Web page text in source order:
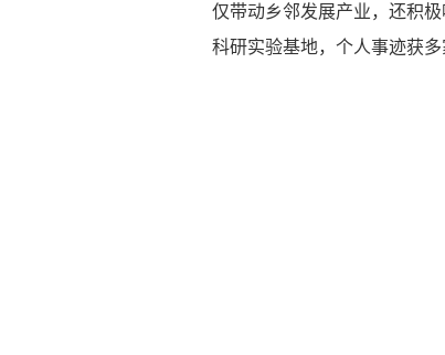
仅带动乡邻发展产业，还积
科研实验基地，个人事迹获